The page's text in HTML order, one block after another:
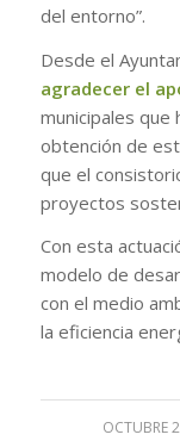
del entorno”.
Desde el
agradecer el
municipales que
obtención de
que el
proyectos
Con esta
modelo de
con el medio
la eficiencia
OCTUBRE
/